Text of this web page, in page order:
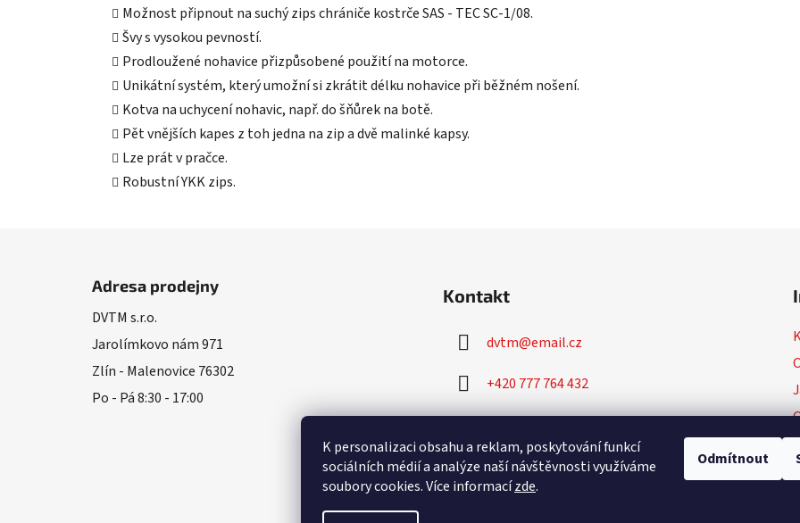
K personalizaci obsahu a reklam, poskytování funkcí
sociálních médií a analýze naší návštěvnosti využíváme
soubory cookies. Více informacízde.
Odmítnout
Možnost připnout na suchý zips chrániče kostrče SAS - TEC SC-1/08.
Švy s vysokou pevností.
Prodloužené nohavice přizpůsobené použití na motorce.
Unikátní systém, který umožní si zkrátit délku nohavice při běžném nošení.
Kotva na uchycení nohavic, např. do šňůrek na botě.
Pět vnějších kapes z toh jedna na zip a dvě malinké kapsy.
Lze prát v pračce.
Robustní YKK zips.
Adresa prodejny
DVTM s.r.o.
Jarolímkovo nám 971
Zlín - Malenovice 76302
Po - Pá 8:30 - 17:00
Kontakt
dvtm@email.cz
+420 777 764 432